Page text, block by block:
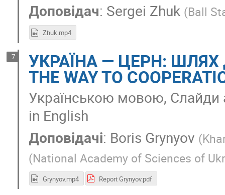
Доповідач: Sergei Zhuk (Ball
Zhuk.mp4
7 УКРАЇНА — ЦЕРН: ШЛЯХ
THE WAY TO
Українською мовою, Слайди
in English
Доповідачі: Boris Grynyov (
(National Academy of Sciences of
Grynyov.mp4 Report Grynyov.pdf